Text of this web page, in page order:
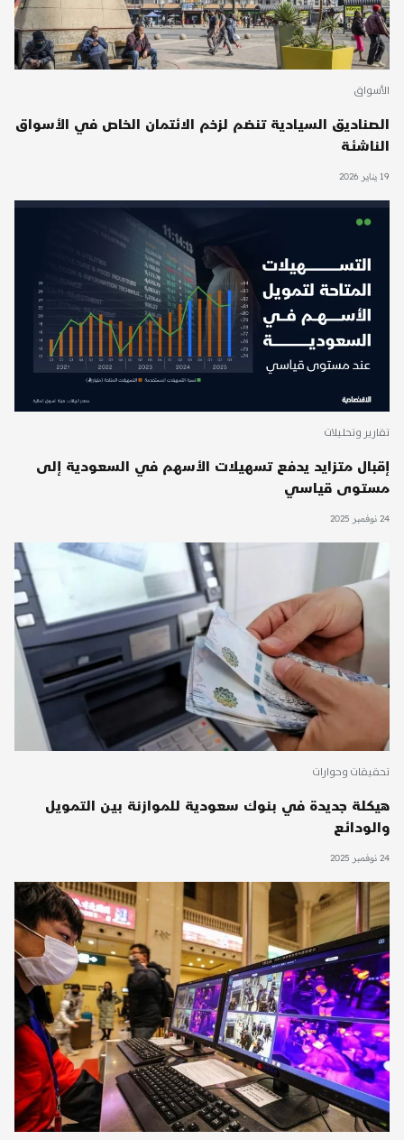
الأسواق
الصناديق السيادية تنضم لزخم الائتمان الخاص في الأسواق
الناشئة
19 يناير 2026
تقارير وتحليلات
إقبال متزايد يدفع تسهيلات الأسهم في السعودية إلى
مستوى قياسي
24 نوفمبر 2025
تحقيقات وحوارات
هيكلة جديدة في بنوك سعودية للموازنة بين التمويل
والودائع
24 نوفمبر 2025